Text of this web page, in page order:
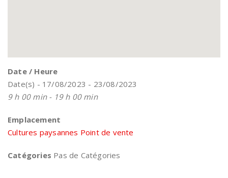
Date / Heure
Date(s) - 17/08/2023 - 23/08/2023
9 h 00 min - 19 h 00 min
Emplacement
Cultures paysannes Point de vente
Catégories Pas de Catégories